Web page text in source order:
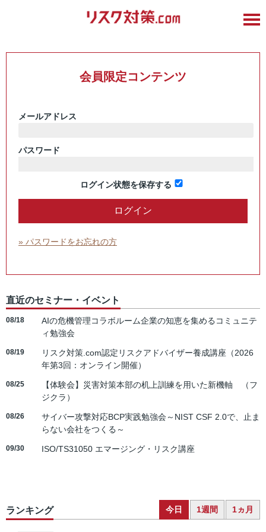
会員限定コンテンツ
メールアドレス
パスワード
ログイン状態を保存する
» パスワードをお忘れの方
直近のセミナー・イベント
08/18
AIの危機管理コラボルーム企業の知恵を集めるコミュニテ
ィ勉強会
08/19
リスク対策.com認定リスクアドバイザー養成講座（2026
年第3回：オンライン開催）
08/25
【体験会】災害対策本部の机上訓練を用いた新機軸 （フ
ジクラ）
08/26
サイバー攻撃対応BCP実践勉強会～NIST CSF 2.0で、止ま
らない会社をつくる～
09/30 ISO/TS31050 エマージング・リスク講座
ランキング 今日 1週間 1ヵ月